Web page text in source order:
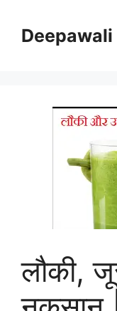
contentDeepawali
लौकी,